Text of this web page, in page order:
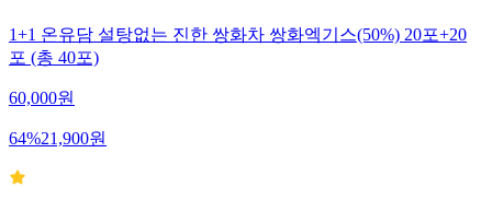
1+1 온유담 설탕없는 진한 쌍화차 쌍화엑기스(50%) 20포+20
포 (총 40포)
60,000원
64%21,900원